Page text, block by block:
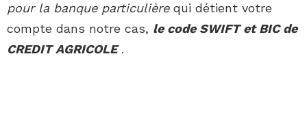
pour la banque particulière qui détient votre
compte dans notre cas, le code SWIFT et BIC de
CREDIT AGRICOLE.